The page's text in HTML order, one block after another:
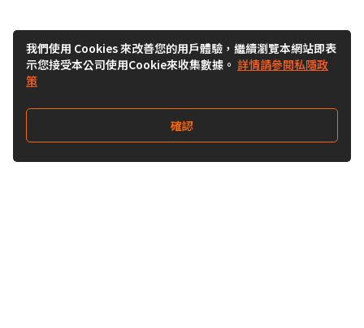
我們使用 Cookies 來改善您的用戶體驗，繼續瀏覽本網站即表
示您接受本公司使用Cookie來收集數據。 詳情請參閱私隱政
策
確認